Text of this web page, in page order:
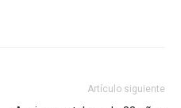
Artículo siguiente